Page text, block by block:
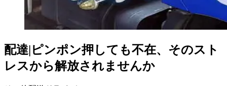
配達|ピンポン押しても不在、そのスト
レスから解放されませんか